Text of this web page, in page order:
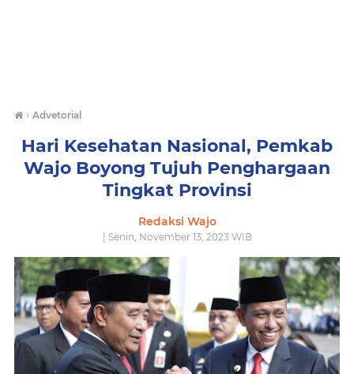
› Advetorial
Hari Kesehatan Nasional, Pemkab
Wajo Boyong Tujuh Penghargaan
Tingkat Provinsi
Redaksi Wajo
| Senin, November 13, 2023 WIB